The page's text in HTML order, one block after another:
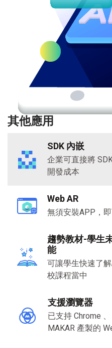
其他應用
SDK 內嵌
企業可直接將
開發成本
Web AR
無須安裝APP ，
趨勢教材-學生
能
可讓學生快速了解
校課程當中
支援瀏覽器
已支持 Chrome
MAKAR 產製的